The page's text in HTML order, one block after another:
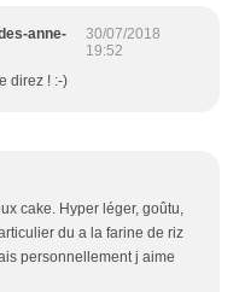
anne-
30/07/2018
19:52
direz ! :-)
cake. Hyper léger, goûtu,
du a la farine de riz
personnellement j aime